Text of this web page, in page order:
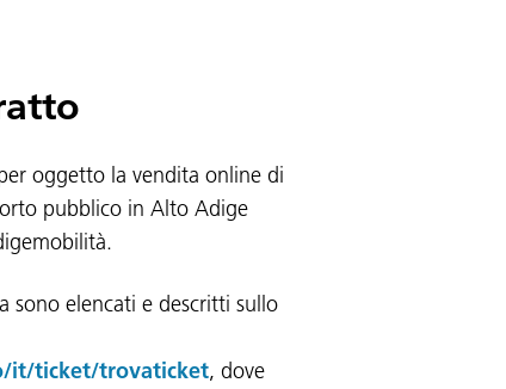
oggetto la vendita online di
pubblico in Alto Adige
sono elencati e descritti sullo
it/ticket/trovaticket, dove